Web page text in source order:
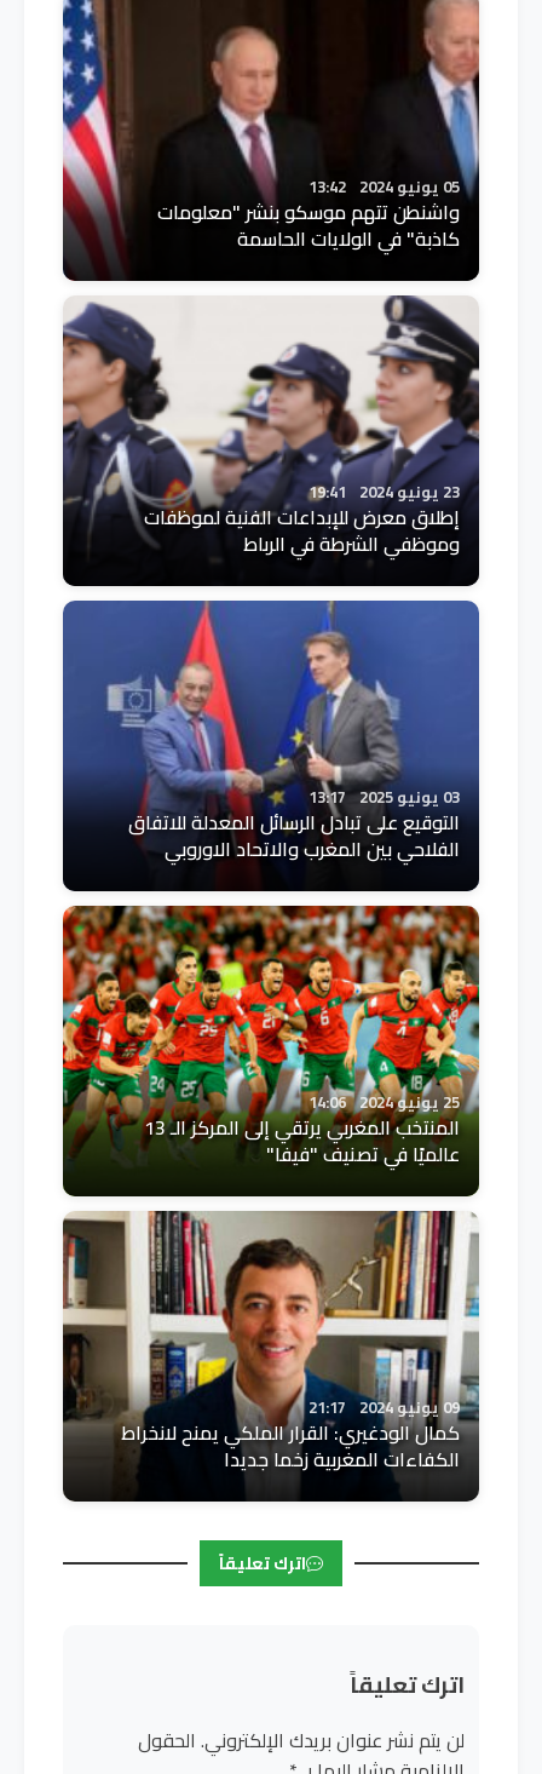
05 يونيو 2024 13:42
واشنطن تتهم موسكو بنشر "معلومات
كاذبة" في الولايات الحاسمة
23 يونيو 2024 19:41
إطلاق معرض للإبداعات الفنية لموظفات
وموظفي الشرطة في الرباط
03 يونيو 2025 13:17
التوقيع على تبادل الرسائل المعدلة للاتفاق
الفلاحي بين المغرب والاتحاد الاوروبي
25 يونيو 2024 14:06
المنتخب المغربي يرتقي إلى المركز الـ 13
عالميًا في تصنيف "فيفا"
09 يونيو 2024 21:17
كمال الودغيري: القرار الملكي يمنح لانخراط
الكفاءات المغربية زخما جديدا
اترك تعليقاً
اترك تعليقاً
لن يتم نشر عنوان بريدك الإلكتروني. الحقول